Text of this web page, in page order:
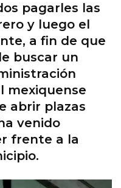
pagarles las
y luego el
a fin de que
buscar un
mexiquense
abrir plazas
venido
frente a la